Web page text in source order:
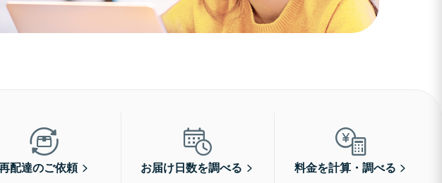
配達のご依頼 お届け日数を調べる 料金を計算・調べる